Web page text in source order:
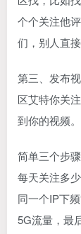
个个关注他
们，别人直
第三、发布
区艾特你关
到你的视频。
简单三个步
每天关注多
同一个IP下
5G流量，最